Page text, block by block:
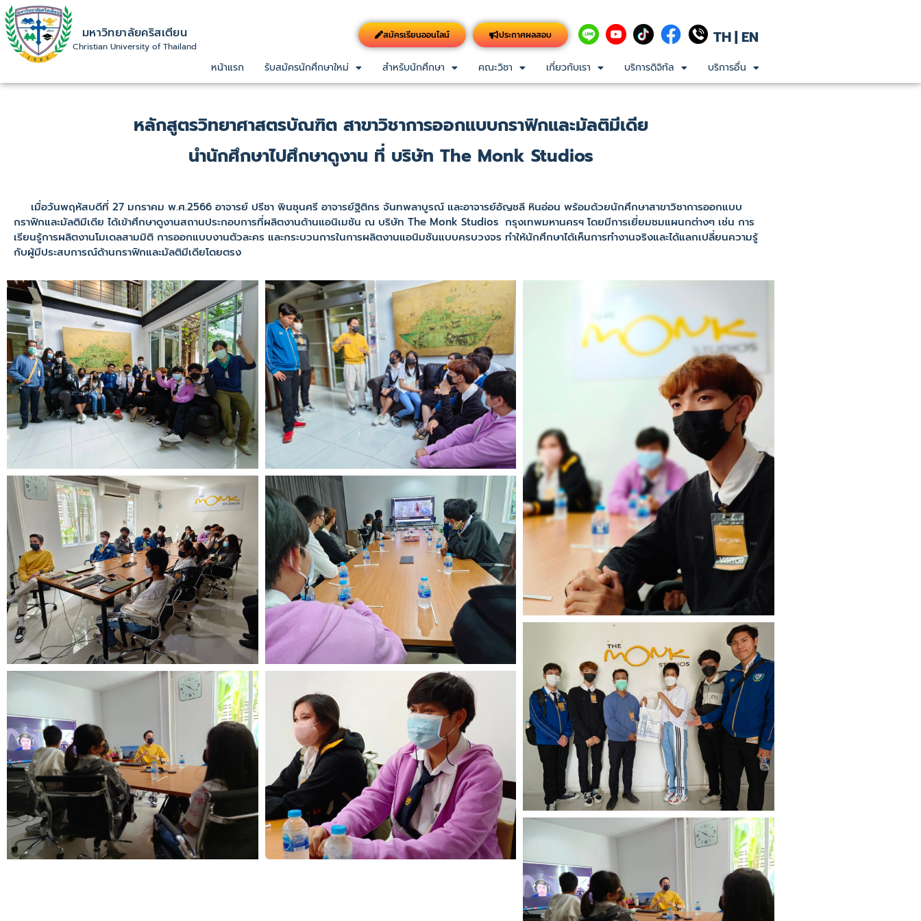
มหาวิทยาลัยคริสเตียน
Christian University of Thailand
สมัครเรียนออนไลน์ ประกาศผลสอบ TH| EN
หน้าแรก รับสมัครนักศึกษาใหม่ สำหรับนักศึกษา คณะวิชา เกี่ยวกับเรา บริการดิจิทัล บริการอื่น
หลักสูตรวิทยาศาสตรบัณฑิต สาขาวิชาการออกแบบกราฟิกและมัลติมีเดีย
นำนักศึกษาไปศึกษาดูงาน ที่ บริษัท The Monk Studios
เมื่อวันพฤหัสบดีที่ 27 มกราคม พ.ศ.2566 อาจารย์ ปรีชา พินชุนศรี อาจารย์ฐิติกร จันทพลาบูรณ์ และอาจารย์อัญชลี หินอ่อน พร้อมด้วยนักศึกษาสาขาวิชาการออกแบบ
กราฟิกและมัลติมีเดีย ได้เข้าศึกษาดูงานสถานประกอบการที่ผลิตงานด้านแอนิเมชัน ณ บริษัท The Monk Studios กรุงเทพมหานครฯ โดยมีการเยี่ยมชมแผนกต่างๆ เช่น การ
เรียนรู้การผลิตงานโมเดลสามมิติ การออกแบบงานตัวละคร และกระบวนการในการผลิตงานแอนิมชันแบบครบวงจร ทำให้นักศึกษาได้เห็นการทำงานจริงและได้แลกเปลี่ยนความรู้
กับผู้มีประสบการณ์ด้านกราฟิกและมัลติมีเดียโดยตรง